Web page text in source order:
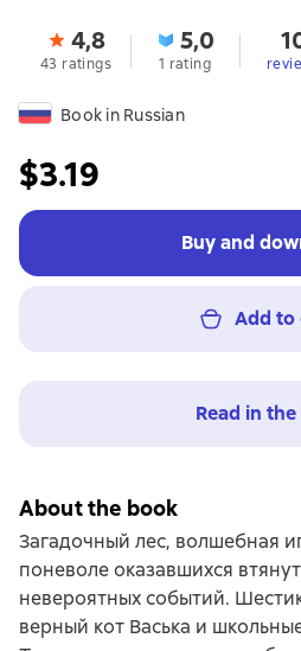
4,8
43 ratings
5,0
1 rating
Book in Russian
$3.19
Buy and
Add to
Read in
About the book
Загадочный лес, волшебная
поневоле оказавшихся
невероятных событий.
верный кот Васька и